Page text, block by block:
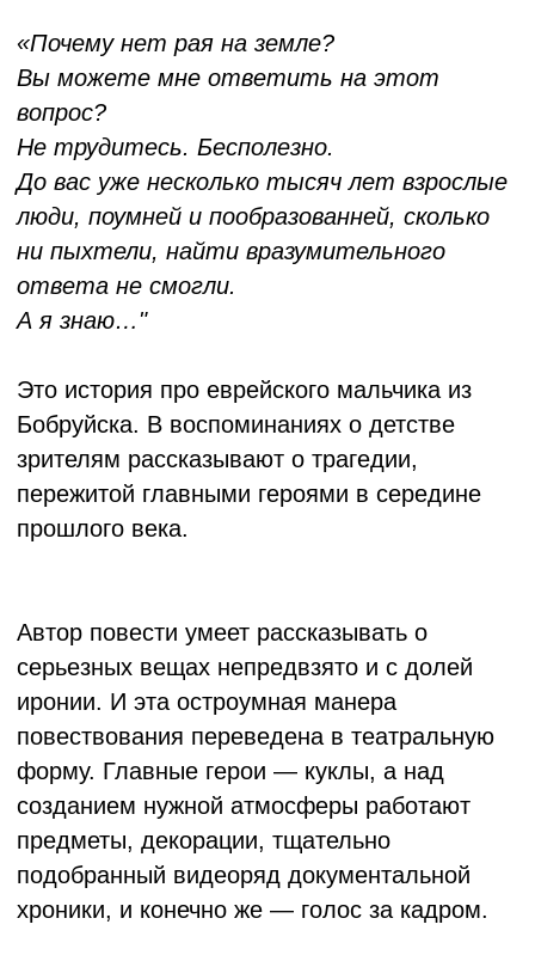
повествования переведена в театральную
форму. Главные герои — куклы, а над
созданием нужной атмосферы работают
предметы, декорации, тщательно
хроники, и конечно же — голос за кадром.
Создатели спектакля пытаются дать ответ
на этот острый вопрос. В мире не хватает
милосердия, справедливости и добра, а
еще мальчишек, которым война не дала
Спектакль для взрослых и подростков от 12 лет
Почему нет рая на земле
27 июня,
Тель-Авив,
20:00